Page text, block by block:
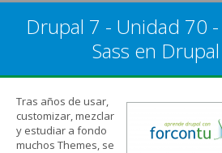
Drupal 7 - Unidad 70
Sass en
Tras años de usar,
customizar, mezclar
y estudiar a fondo
muchos Themes, se